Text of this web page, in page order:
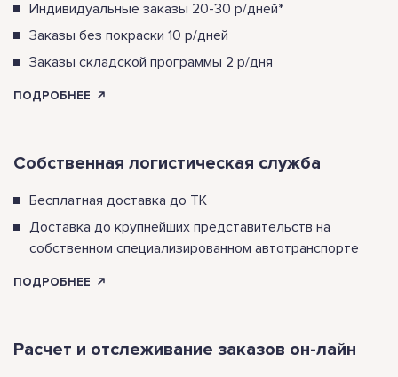
Индивидуальные заказы 20-30 р/дней*
Заказы без покраски 10 р/дней
Заказы складской программы 2 р/дня
ПОДРОБНЕЕ
Собственная логистическая служба
Бесплатная доставка до ТК
Доставка до крупнейших представительств на
собственном специализированном автотранспорте
ПОДРОБНЕЕ
Расчет и отслеживание заказов он-лайн